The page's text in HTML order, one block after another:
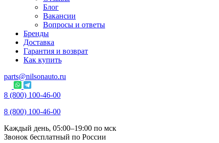
Блог
Вакансии
Вопросы и ответы
Бренды
Доставка
Гарантия и возврат
Как купить
parts@nilsonauto.ru
8 (800) 100-46-00
8 (800) 100-46-00
Каждый день, 05:00–19:00 по мск
Звонок бесплатный по России